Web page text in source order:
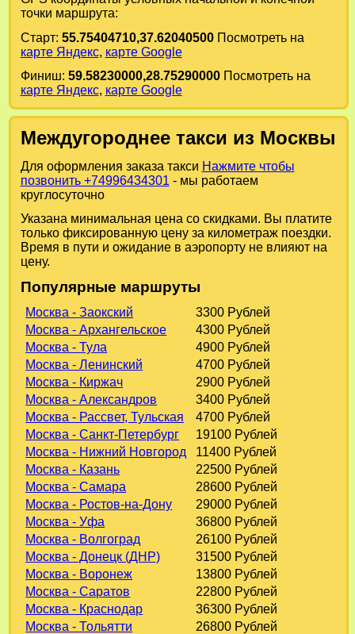
точки маршрута:
Старт: 55.75404710,37.62040500Посмотреть на
карте Яндекс, карте Google
Финиш: 59.58230000,28.75290000Посмотреть на
карте Яндекс, карте Google
Междугороднее такси из Москвы
Для оформления заказа такси Нажмите чтобы
позвонить +74996434301 - мы работаем
круглосуточно
Указана минимальная цена со скидками. Вы платите
только фиксированную цену за километраж поездки.
Время в пути и ожидание в аэропорту не влияют на
цену.
Популярные маршруты
Москва - Заокский
3300 Рублей
Москва - Архангельское
4300 Рублей
Москва - Тула
4900 Рублей
Москва - Ленинский
4700 Рублей
Москва - Киржач
2900 Рублей
Москва - Александров
3400 Рублей
Москва - Рассвет, Тульская
4700 Рублей
Москва - Санкт-Петербург
19100 Рублей
Москва - Нижний Новгород
11400 Рублей
Москва - Казань
22500 Рублей
Москва - Самара
28600 Рублей
Москва - Ростов-на-Дону
29000 Рублей
Москва - Уфа
36800 Рублей
Москва - Волгоград
26100 Рублей
Москва - Донецк (ДНР)
31500 Рублей
Москва - Воронеж
13800 Рублей
Москва - Саратов
22800 Рублей
Москва - Краснодар
36300 Рублей
Москва - Тольятти
26800 Рублей